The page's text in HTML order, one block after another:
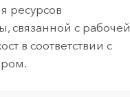
ресурсов
связанной с рабочей
в соответствии с